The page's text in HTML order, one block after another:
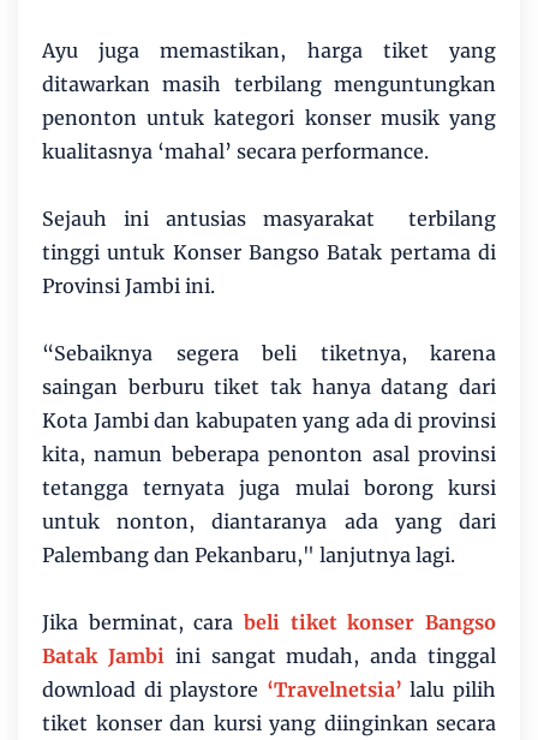
Ayu juga memastikan, harga tiket yang
ditawarkan masih terbilang menguntungkan
penonton untuk kategori konser musik yang
kualitasnya ‘mahal’ secara performance.
Sejauh ini antusias masyarakat terbilang
tinggi untuk Konser Bangso Batak pertama di
Provinsi Jambi ini.
“Sebaiknya segera beli tiketnya, karena
saingan berburu tiket tak hanya datang dari
Kota Jambi dan kabupaten yang ada di provinsi
kita, namun beberapa penonton asal provinsi
tetangga ternyata juga mulai borong kursi
untuk nonton, diantaranya ada yang dari
Palembang dan Pekanbaru," lanjutnya lagi.
Jika berminat, cara beli tiket konser Bangso
Batak Jambiini sangat mudah, anda tinggal
download di playstore ‘Travelnetsia’ lalu pilih
tiket konser dan kursi yang diinginkan secara